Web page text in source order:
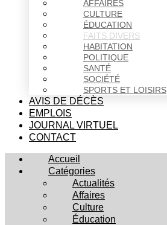
AFFAIRES
CULTURE
ÉDUCATION
FAITS DIVERS
HABITATION
POLITIQUE
SANTÉ
SOCIÉTÉ
SPORTS ET LOISIRS
AVIS DE DÉCÈS
EMPLOIS
JOURNAL VIRTUEL
CONTACT
Accueil
Catégories
Actualités
Affaires
Culture
Éducation